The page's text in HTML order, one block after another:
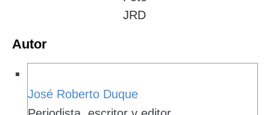
JRD
Autor
José Roberto Duque